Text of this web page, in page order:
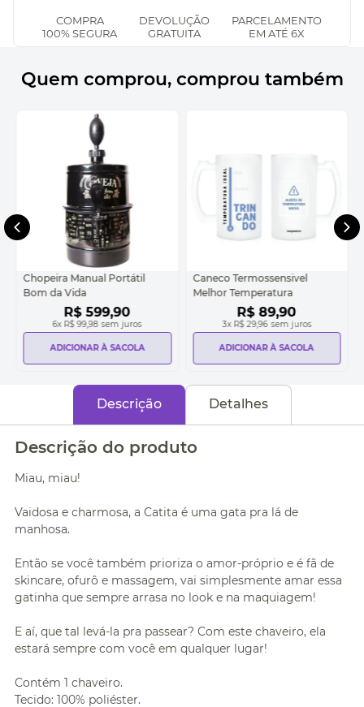
COMPRA
100% SEGURA
DEVOLUÇÃO
GRATUITA
PARCELAMENTO
EM ATÉ 6X
Quem comprou, comprou também
Chopeira Manual Portátil
Bom da Vida
R$ 599,90
6x R$ 99,98 sem juros
ADICIONAR À SACOLA
Caneco Termossensivel
Melhor Temperatura
R$ 89,90
3x R$ 29,96 sem juros
ADICIONAR À SACOLA
Descrição Detalhes
Descrição do produto
Miau, miau!
Vaidosa e charmosa, a Catita é uma gata pra lá de
manhosa.
Então se você também prioriza o amor-próprio e é fã de
skincare, ofurô e massagem, vai simplesmente amar essa
gatinha que sempre arrasa no look e na maquiagem!
E aí, que tal levá-la pra passear? Com este chaveiro, ela
estará sempre com você em qualquer lugar!
Contém 1 chaveiro.
Tecido: 100% poliéster.